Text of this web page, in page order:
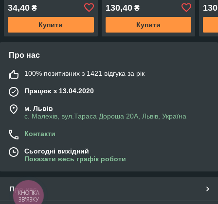
34,40 ₴
Купити
130,40₴
Купити
Про нас
100% позитивних з 1421 відгука за рік
Працює з 13.04.2020
м. Львів
с. Малехів, вул.Тараса Дороша 20А, Львів, Україна
Контакти
Сьогодні вихідний
Показати весь графік роботи
Про нас
КНОПКА
ЗВ'ЯЗКУ